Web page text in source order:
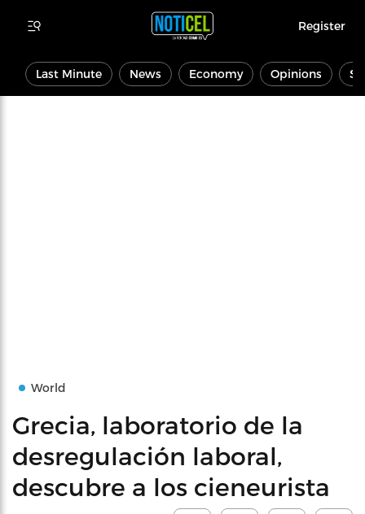
Register
Last Minute News Economy Opinions
World
Grecia, laboratorio de la
desregulación laboral,
descubre a los cieneurista